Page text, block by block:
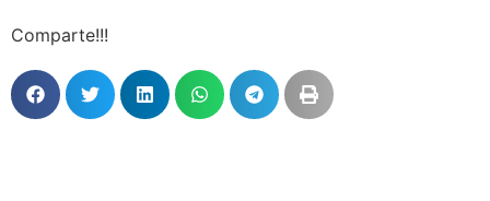
Comparte!!!